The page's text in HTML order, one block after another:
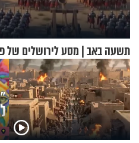
תשעה באב | מסע לירושלים של